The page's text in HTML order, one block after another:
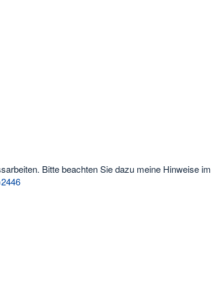
Bitte beachten Sie dazu meine Hinweise im